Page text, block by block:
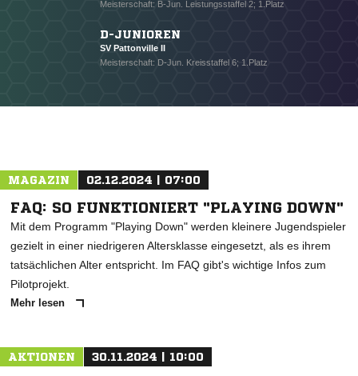
Meisterschaft: B-Jun. Leistungsstaffel 2; 1.Platz
D-JUNIOREN
SV Pattonville II
Meisterschaft: D-Jun. Kreisstaffel 6; 1.Platz
MAGAZIN 02.12.2024 | 07:00
FAQ: SO FUNKTIONIERT "PLAYING DOWN"
Mit dem Programm "Playing Down" werden kleinere Jugendspieler
gezielt in einer niedrigeren Altersklasse eingesetzt, als es ihrem
tatsächlichen Alter entspricht. Im FAQ gibt's wichtige Infos zum
Pilotprojekt.
Mehr lesen
AKTIONEN 30.11.2024 | 10:00